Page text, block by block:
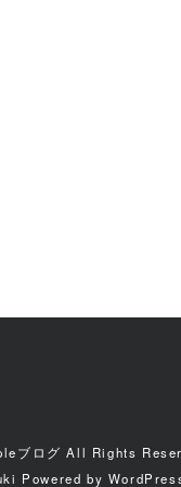
ブログ All Rights
Powered by